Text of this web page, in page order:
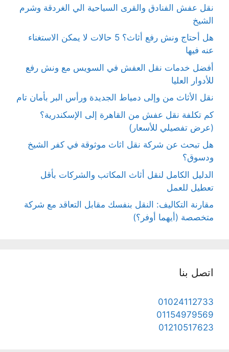
نقل عفش الفنادق والقرى السياحية الي الغردقة وشرم
الشيخ
هل أحتاج ونش رفع أثاث؟ 5 حالات لا يمكن الاستغناء
عنه فيها
أفضل خدمات نقل العفش في السويس مع ونش رفع
للأدوار العليا
نقل الأثاث من وإلى دمياط الجديدة ورأس البر بأمان تام
كم تكلفة نقل عفش من القاهرة إلى الإسكندرية؟
(عرض تفصيلي للأسعار)
هل تبحث عن شركة نقل اثاث موثوقة في كفر الشيخ
ودسوق؟
الدليل الكامل لنقل أثاث المكاتب والشركات بأقل
تعطيل للعمل
مقارنة التكاليف: النقل بنفسك مقابل التعاقد مع شركة
متخصصة (أيهما أوفر؟)
اتصل بنا
01024112733
01154979569
01210517623